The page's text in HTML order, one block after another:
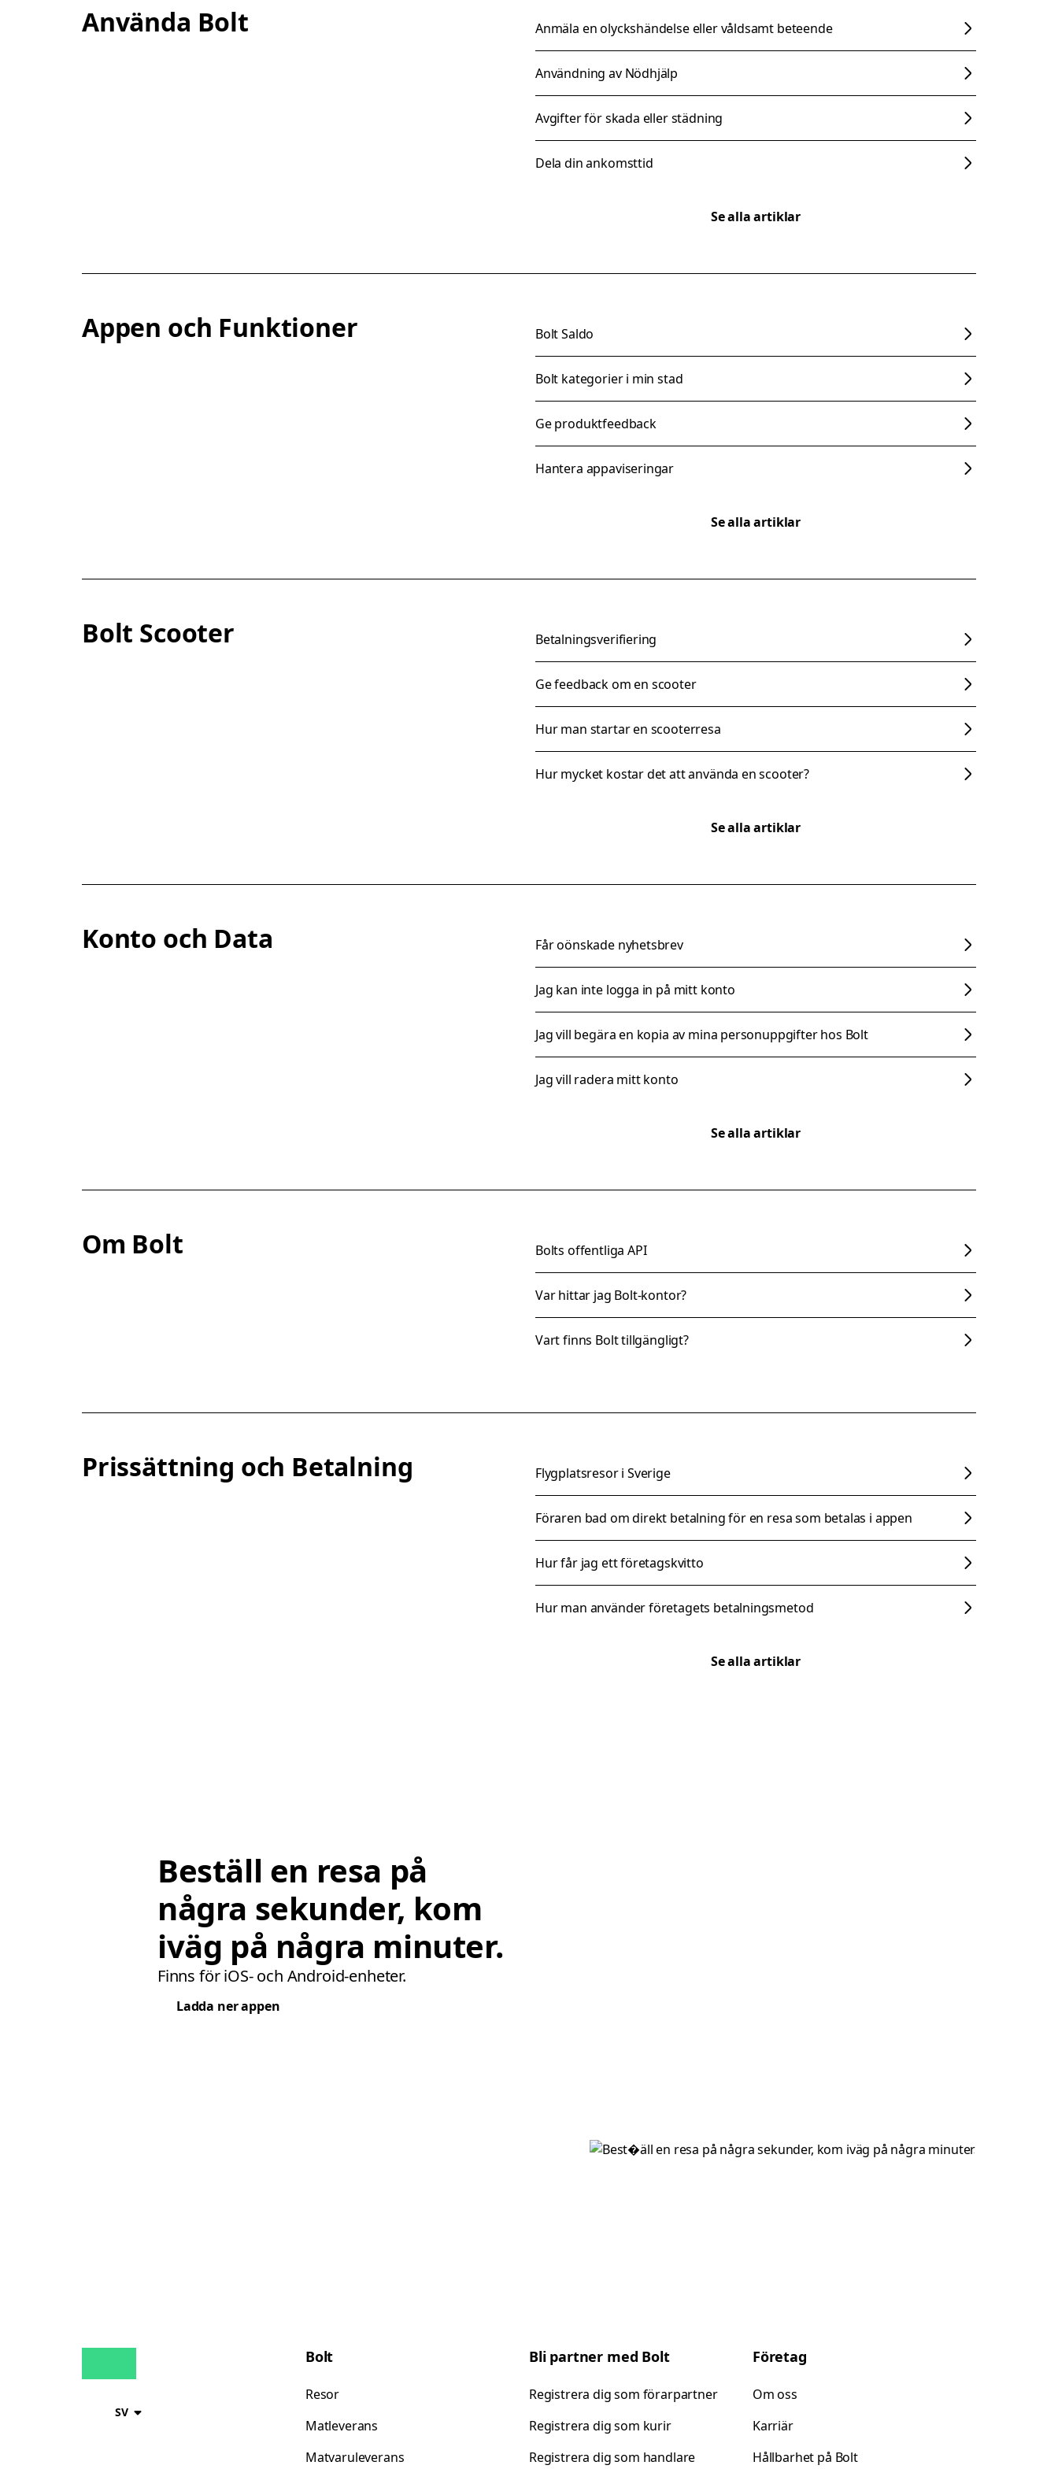
Använda Bolt Anmäla en olyckshändelse eller våldsamt beteende
Användning av Nödhjälp
Avgifter för skada eller städning
Dela din ankomsttid
Se alla artiklar
Appen och Funktioner Bolt Saldo
Bolt kategorier i min stad
Ge produktfeedback
Hantera appaviseringar
Se alla artiklar
Bolt Scooter Betalningsverifiering
Ge feedback om en scooter
Hur man startar en scooterresa
Hur mycket kostar det att använda en scooter?
Se alla artiklar
Konto och Data Får oönskade nyhetsbrev
Jag kan inte logga in på mitt konto
Jag vill begära en kopia av mina personuppgifter hos Bolt
Jag vill radera mitt konto
Se alla artiklar
Om Bolt Bolts offentliga API
Var hittar jag Bolt-kontor?
Vart finns Bolt tillgängligt?
Prissättning och Betalning Flygplatsresor i Sverige
Föraren bad om direkt betalning för en resa som betalas i appen
Hur får jag ett företagskvitto
Hur man använder företagets betalningsmetod
Se alla artiklar
Beställ en resa på
några sekunder, kom
iväg på några minuter.
Finns för iOS- och Android-enheter.
Ladda ner appen
SV
Bolt
Resor
Matleverans
Matvaruleverans
Bli partner med Bolt
Registrera dig som förarpartner
Registrera dig som kurir
Registrera dig som handlare
Företag
Om oss
Karriär
Hållbarhet på Bolt